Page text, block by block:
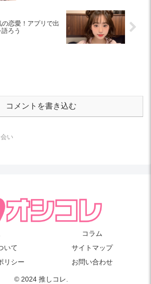
恋愛！アプリで出
ろう
コメントを書き込む
い
コラム
いて
サイトマップ
リシー
お問い合わせ
© 2024 推しコレ.